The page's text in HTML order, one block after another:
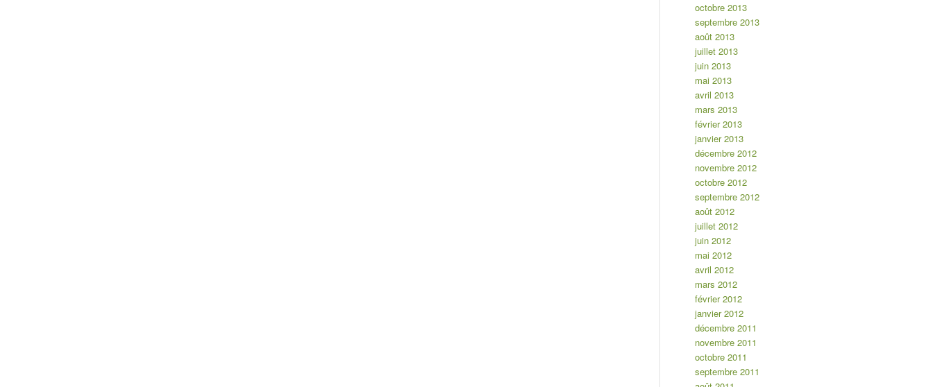
octobre 2013
septembre 2013
août 2013
juillet 2013
juin 2013
mai 2013
avril 2013
mars 2013
février 2013
janvier 2013
décembre 2012
novembre 2012
octobre 2012
septembre 2012
août 2012
juillet 2012
juin 2012
mai 2012
avril 2012
mars 2012
février 2012
janvier 2012
décembre 2011
novembre 2011
octobre 2011
septembre 2011